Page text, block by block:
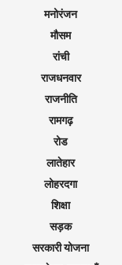
मनोरंजन
मौसम
रांची
राजधनवार
राजनीति
रामगढ़
रोड
लातेहार
लोहरदगा
शिक्षा
सड़क
सरकारी योजना